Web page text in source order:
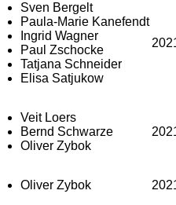
Sven Bergelt
Paula-Marie Kanefendt
Ingrid Wagner
Paul Zschocke
Tatjana Schneider
Elisa Satjukow
Veit Loers
Bernd Schwarze
Oliver Zybok
Oliver Zybok